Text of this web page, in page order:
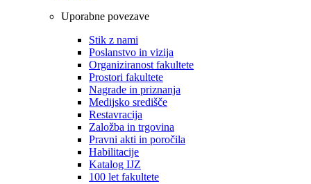
Uporabne povezave
Stik z nami
Poslanstvo in vizija
Organiziranost fakultete
Prostori fakultete
Nagrade in priznanja
Medijsko središče
Restavracija
Založba in trgovina
Pravni akti in poročila
Habilitacije
Katalog IJZ
100 let fakultete